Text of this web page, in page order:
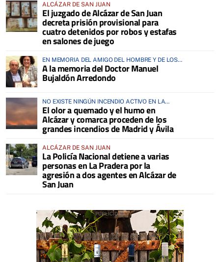
ALCÁZAR DE SAN JUAN
El juzgado de Alcázar de San Juan
decreta prisión provisional para
cuatro detenidos por robos y estafas
en salones de juego
EN MEMORIA DEL AMIGO DEL HOMBRE Y DE LOS
ANIMALES
A la memoria del Doctor Manuel
Bujaldón Arredondo
NO EXISTE NINGÚN INCENDIO ACTIVO EN LA
COMARCA
El olor a quemado y el humo en
Alcázar y comarca proceden de los
grandes incendios de Madrid y Ávila
ALCÁZAR DE SAN JUAN
La Policía Nacional detiene a varias
personas en La Pradera por la
agresión a dos agentes en Alcázar de
San Juan